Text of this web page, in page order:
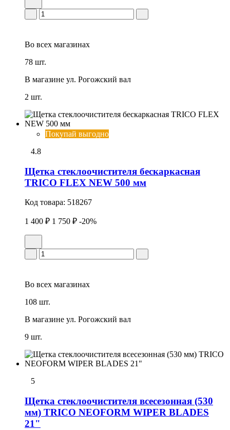
Во всех магазинах
78 шт.
В магазине ул. Рогожский вал
2 шт.
Покупай выгодно
4.8
Щетка стеклоочистителя бескаркасная
TRICO FLEX NEW 500 мм
Код товара: 518267
1 400 ₽ 1 750 ₽ -20%
Во всех магазинах
108 шт.
В магазине ул. Рогожский вал
9 шт.
5
Щетка стеклоочистителя всесезонная (530
мм) TRICO NEOFORM WIPER BLADES
21"